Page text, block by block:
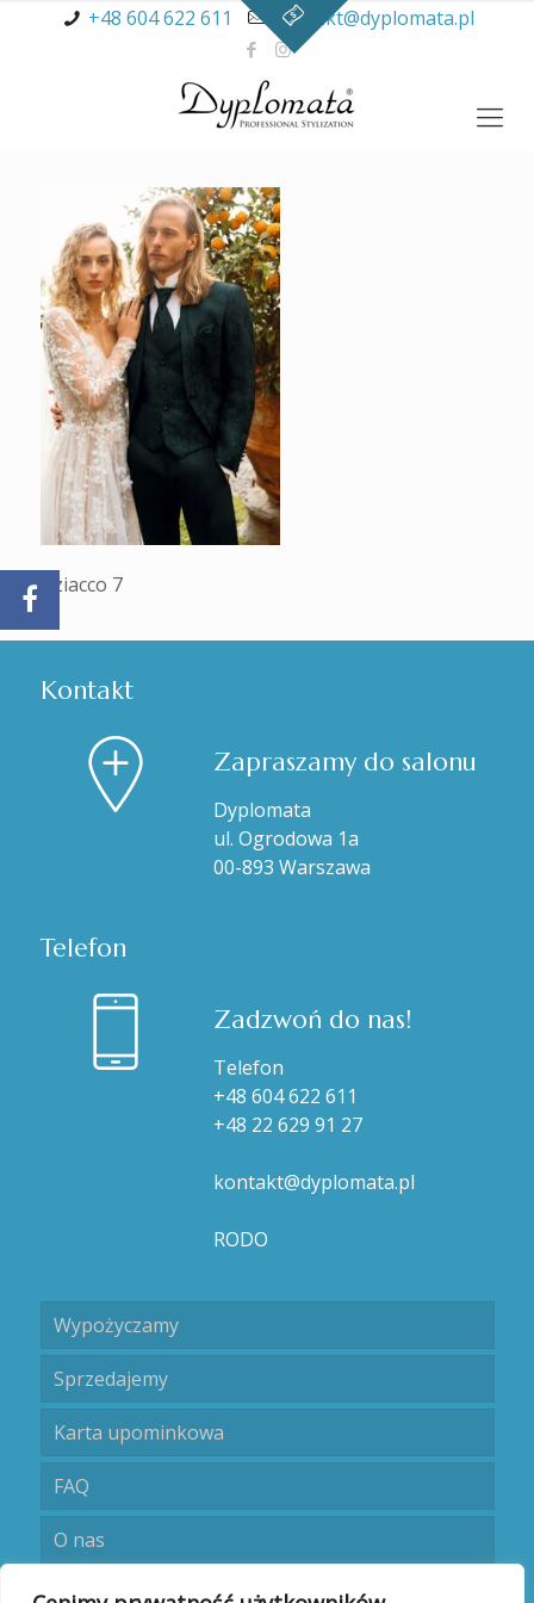
+48 604 622 611 kontakt@dyplomata.pl
Tziacco 7
Kontakt
Zapraszamy do salonu
Dyplomata
ul. Ogrodowa 1a
00-893 Warszawa
Telefon
Zadzwoń do nas!
Telefon
+48 604 622 611
+48 22 629 91 27
kontakt@dyplomata.pl
RODO
Wypożyczamy
Sprzedajemy
Karta upominkowa
FAQ
O nas
Umów się